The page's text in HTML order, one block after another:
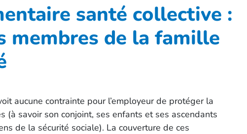
santé collective :
membres de la famille
aucune contrainte pour l’employeur de protéger la
(à savoir son conjoint, ses enfants et ses ascendants
de la sécurité sociale). La couverture de ces